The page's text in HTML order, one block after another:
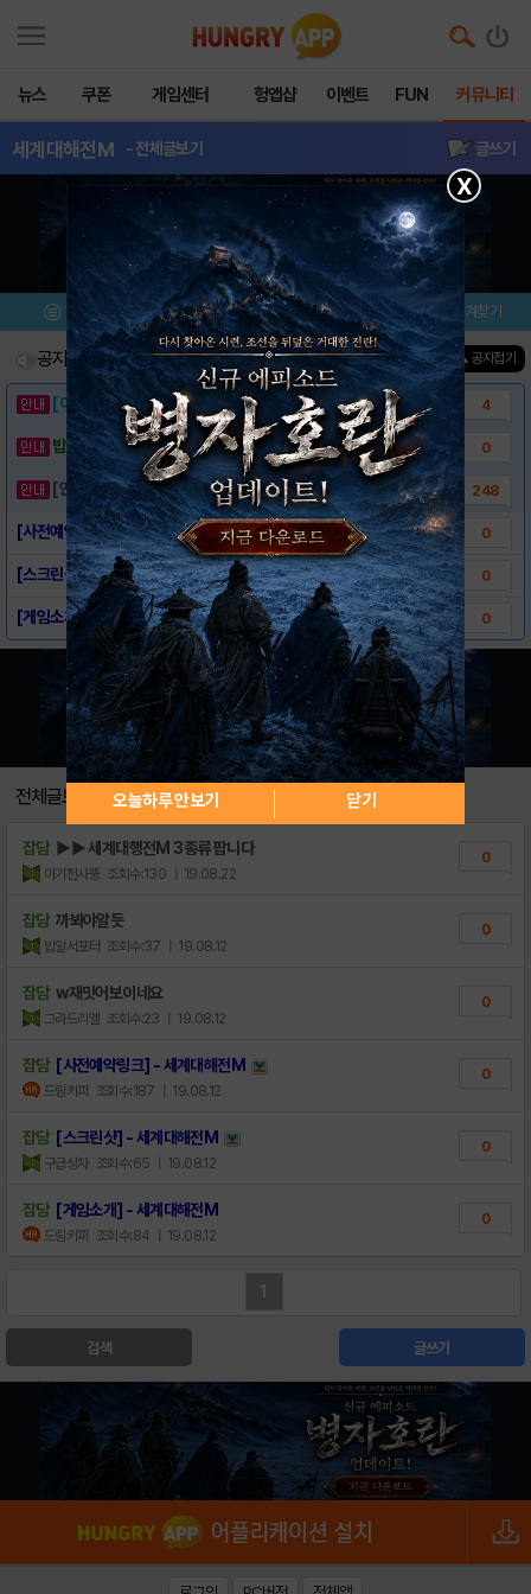
뉴스 쿠폰 게임센터 헝앱샵 이벤트 FUN 커뮤니티
세계대해전M - 전체글보기 글쓰기
메뉴 이벤트/미션 설치/평가 즐겨찾기
공지사항 진행중인 이벤트0건 ▲ 공지접기
[이벤트] 웃음으로 매일매일 해피! 유머 게시.. 4
밥알이의 헝앱통신 ⑲ “밥알이, 드디어 멀티를.. 0
[안내] 헝그리앱 필수 상식! 밥알 획득 안내.. 248
[사전예약링크] - 세계대해전M 0
[스크린샷] - 세계대해전M 0
[게임소개] - 세계대해전M 0
전체글보기
잡담 ▶▶ 세계대행전M 3종류 팝니다
아기천사뚱 조회수:130 | 19.08.22
0
잡담 까봐야알듯
밥알서포터 조회수:37 | 19.08.12
0
잡담 w재밋어보이네요
그라드리엘 조회수:23 | 19.08.12
0
잡담 [사전예약링크] - 세계대해전M
드림키퍼 조회수:187 | 19.08.12
0
잡담 [스크린샷] - 세계대해전M
구급상자 조회수:65 | 19.08.12
0
잡담 [게임소개] - 세계대해전M
드림키퍼 조회수:84 | 19.08.12
0
1
검색 글쓰기
X
오늘하루 안보기 닫기